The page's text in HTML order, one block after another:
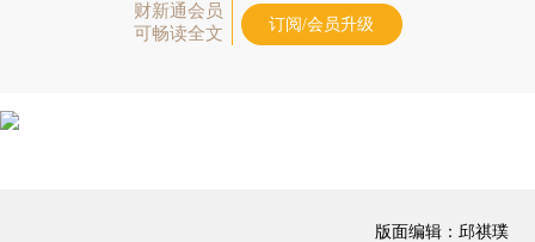
财新通会员
可畅读全文
订阅/会员升级
版面编辑：邱祺璞